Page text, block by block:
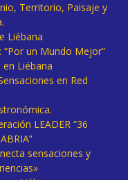
Territorio, Paisaje y
Liébana
un Mundo Mejor”
en Liébana
en Red
LEADER “36
sensaciones y